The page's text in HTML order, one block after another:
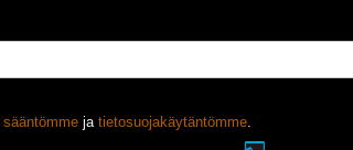
sääntömme ja tietosuojakäytäntömme.